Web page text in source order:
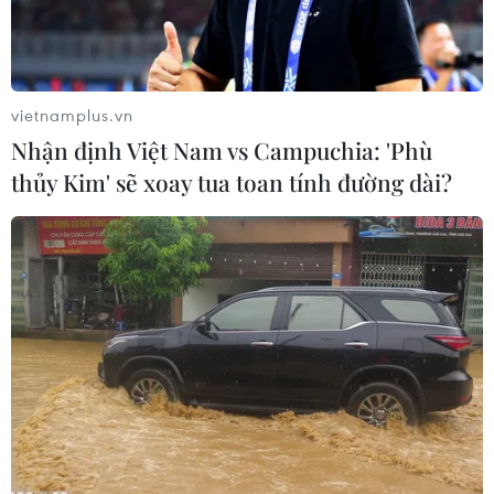
Annie may mắn gặp được những người đàn ông tốt bụng.
(Nguồn: Boredpanda)
Theo cbsnews, sau khi dự một bữa tiệc độc thân
tại Tennessee, Mỹ, 8 người đàn ông tại Michigan
đã trở về với một điều bất ngờ gần giống như
trong bộ phim"The Hangover"nổi tiếng năm
2009.
vietnamplus.vn
Nhận định Việt Nam vs Campuchia: 'Phù
thủy Kim' sẽ xoay tua toan tính đường dài?